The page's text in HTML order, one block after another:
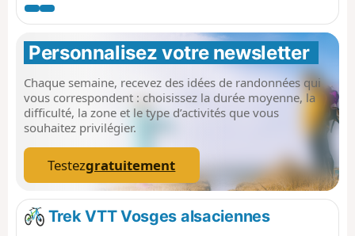
constitué de plaquettes sur lesquelles figurent un logo
VTT Orange ou Rouge accompagné de la mention TMV
(Traversée du Massif Vosgien). Cette première étape est
courte afin de se familiariser avec le terrain et la
signalétique.
Personnalisez votre newsletter
Chaque semaine, recevez des idées de randonnées qui
vous correspondent : choisissez la durée moyenne, la
difficulté, la zone et le type d’activités que vous
souhaitez privilégier.
Testezgratuitement
Trek VTT Vosges alsaciennes